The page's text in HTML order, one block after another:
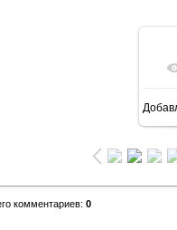
комментариев: 0